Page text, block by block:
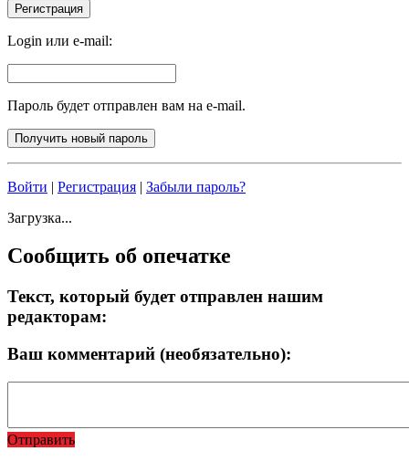
Login или e-mail:
Пароль будет отправлен вам на e-mail.
Войти | Регистрация | Забыли пароль?
Загрузка...
Сообщить об опечатке
Текст, который будет отправлен нашим
редакторам:
Ваш комментарий (необязательно):
Отправить